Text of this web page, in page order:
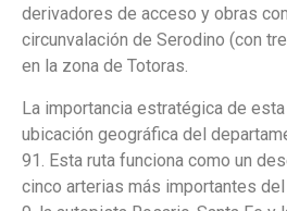
derivadores de acceso y obras
circunvalación de Serodino (con
en la zona de Totoras.
La importancia estratégica de
ubicación geográfica del
91. Esta ruta funciona como un
cinco arterias más importantes